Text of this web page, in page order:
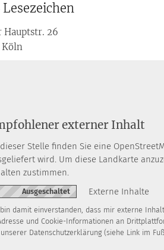
Lesezeichen
Hauptstr. 26
Köln
externer Inhalt
Stelle finden Sie eine
wird. Um diese Landkarte
zustimmen.
Externe Inhalte
damit einverstanden, dass mir externe
und Cookie-Informationen an
Datenschutzerklärung (siehe Link im